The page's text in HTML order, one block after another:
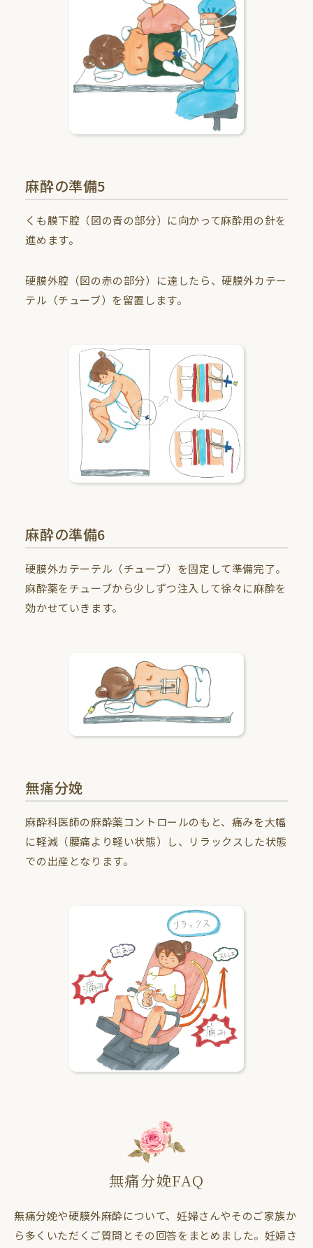
麻酔の準備5
くも膜下腔（図の青の部分）に向かって麻酔用の針を
進めます。
硬膜外腔（図の赤の部分）に達したら、硬膜外カテー
テル（チューブ）を留置します。
麻酔の準備6
硬膜外カテーテル（チューブ）を固定して準備完了。
麻酔薬をチューブから少しずつ注入して徐々に麻酔を
効かせていきます。
無痛分娩
麻酔科医師の麻酔薬コントロールのもと、痛みを大幅
に軽減（腰痛より軽い状態）し、リラックスした状態
での出産となります。
無痛分娩FAQ
無痛分娩や硬膜外麻酔について、妊婦さんやそのご家族か
ら多くいただくご質問とその回答をまとめました。妊婦さ